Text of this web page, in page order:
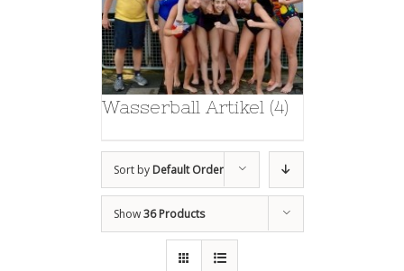
Wasserball Artikel (4)
Sort by Default Order
Show36 Products